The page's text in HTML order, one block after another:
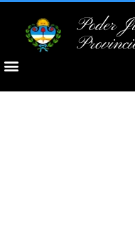
Poder